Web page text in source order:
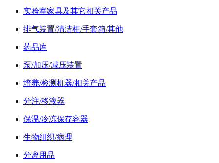
实验室家具及其它相关产品
排气装置/清洁柜/手套箱/其他
药品库
泵/加压/减压装置
培养/检测机器/相关产品
分注/移液器
保温/冷冻保存容器
生物组织/病理
分离用品